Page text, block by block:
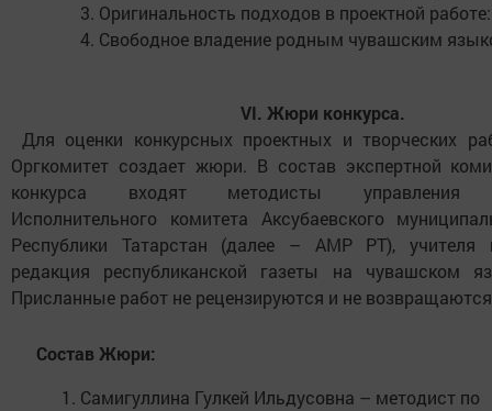
Оригинальность подходов в проектной работе:
Свободное владение родным чувашским
VI. Жюри конкурса.
Для оценки конкурсных проектных и творческих
Оргкомитет создает жюри. В состав экспертной
конкурса входят методисты управления
Исполнительного комитета Аксубаевского
Республики Татарстан (далее – АМР РТ), учителя
редакция республиканской газеты на чувашском
Присланные работ не рецензируются и не
Состав Жюри:
Самигуллина Гулкей Ильдусовна – методист по